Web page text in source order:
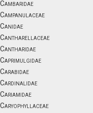
Cambaridae
Campanulaceae
Canidae
Cantharellaceae
Cantharidae
Caprimulgidae
Carabidae
Cardinalidae
Cariamidae
Caryophyllaceae